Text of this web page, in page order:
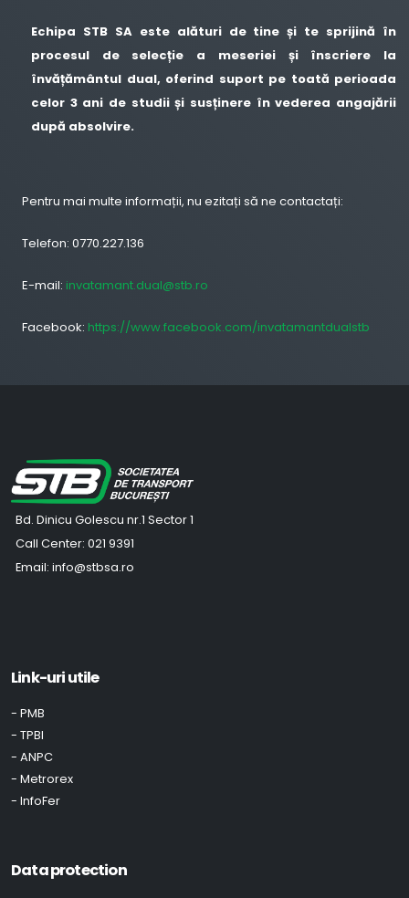
Echipa STB SA este alături de tine și te sprijină în
procesul de selecție a meseriei și înscriere la
învățământul dual, oferind suport pe toată perioada
celor 3 ani de studii și susținere în vederea angajării
după absolvire.
Pentru mai multe informații, nu ezitați să ne contactați:
Telefon: 0770.227.136
E-mail: invatamant.dual@stb.ro
Facebook: https://www.facebook.com/invatamantdualstb
Bd. Dinicu Golescu nr.1 Sector 1
Call Center: 021 9391
Email: info@stbsa.ro
Link-uri utile
- PMB
- TPBI
- ANPC
- Metrorex
- InfoFer
Data protection